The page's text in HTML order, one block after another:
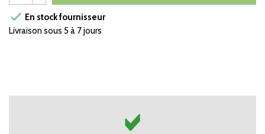
 En stock fournisseur
Livraison sous 5 à 7 jours